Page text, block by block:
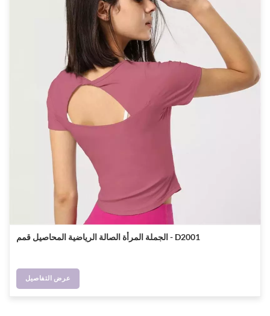
الجملة المرأة الصالة الرياضية المحاصيل قمم - D2001
عرض التفاصيل